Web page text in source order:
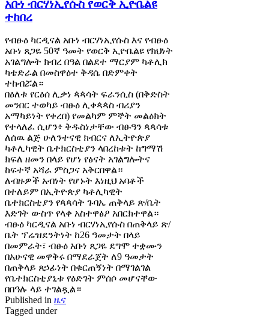
አቡነ ብርሃነኢየሱስ የወርቅ ኢዮቤልዩ
ተከበረ
የብፁዕ ካርዲናል አቡነ ብርሃነኢየሱስ እና የብፁዕ
አቡነ ጸጋዬ 50ኛ ዓመት የወርቅ ኢዮቤልዩ የክህነት
አገልግሎት ክብረ በዓል በልደተ ማርያም ካቶሊክ
ካቴድራል በመስዋዕተ ቅዳሴ በድምቀት
ተከብሯል።
በዕለቱ የርዕሰ ሊቃነ ጳጳሳት ፍራንሲስ (በቅድስት
መንበር ተወካይ ብፁዕ ሊቀጳጳስ ብሪያን
አማካይነት የቀረበ) የመልካም ምኞት መልዕክት
የተላለፈ ሲሆን፥ ቅዱስነታቸው ብፁዓን ጳጳሳቱ
ለሰዉ ልጅ ሁለንተናዊ ክብርና ለኢትዮጵያ
ካቶሊካዊት ቤተክርስቲያን ላበረከቱት ከግማሽ
ክፍለ ዘመን በላይ የሆነ የፅናት አገልግሎትና
ከፍተኛ አሻራ ምስጋና አቅርበዋል።
ለብዙዎች አብነት የሆኑት እነዚህ አባቶች
በተለይም በኢትዮጵያ ካቶሊካዊት
ቤተክርስቲያን የጳጳሳት ጉባኤ ጠቅላይ ጽ/ቤት
እድገት ውስጥ የላቀ አስተዋፅዖ አበርክተዋል።
ብፁዕ ካርዲናል አቡነ ብርሃነኢየሱስ በጠቅላይ ጽ/
ቤት ፕሬዝደንትነት ከ26 ዓመታት በላይ
በመምራት፣ ብፁዕ አቡነ ጸጋዬ ደግሞ ተቋሙን
በአሁናዊ መዋቅሩ በማደራጀት ለ9 ዓመታት
በጠቅላይ ጸኃፊነት በቁርጠኝነት በማገልገል
የቤተክርስቲያኒቱ የዕድገት ምሰሶ መሆናቸው
በበዓሉ ላይ ተገልጿል።
Published in ዜና
Tagged under